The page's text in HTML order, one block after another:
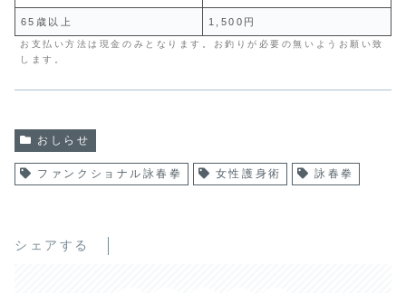
65歳以上 1,500円
お支払い方法は現金のみとなります。お釣りが必要の無いようお願い致
します。
おしらせ
ファンクショナル詠春拳 女性護身術 詠春拳
シェアする